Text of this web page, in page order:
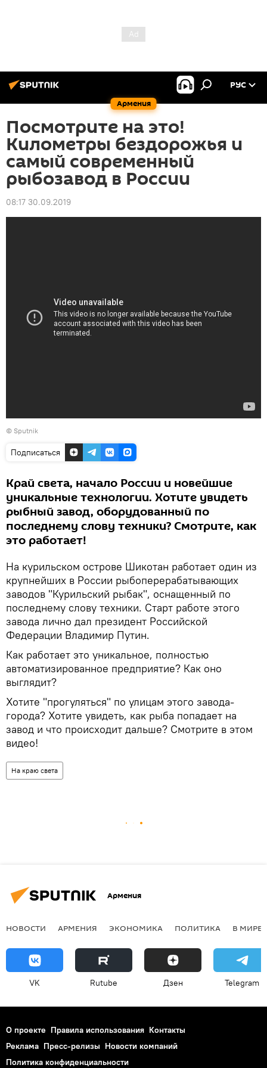
Армения
РУС
Посмотрите на это!
Километры бездорожья и
самый современный
рыбозавод в России
08:17 30.09.2019
© Sputnik
Подписаться
Край света, начало России и новейшие
уникальные технологии. Хотите увидеть
рыбный завод, оборудованный по
последнему слову техники? Смотрите, как
это работает!
На курильском острове Шикотан работает один из
крупнейших в России рыбоперерабатывающих
заводов "Курильский рыбак", оснащенный по
последнему слову техники. Старт работе этого
завода лично дал президент Российской
Федерации Владимир Путин.
Как работает это уникальное, полностью
автоматизированное предприятие? Как оно
выглядит?
Хотите "прогуляться" по улицам этого завода-
города? Хотите увидеть, как рыба попадает на
завод и что происходит дальше? Смотрите в этом
видео!
На краю света
Армения
НОВОСТИ АРМЕНИЯ ЭКОНОМИКА ПОЛИТИКА В МИРЕ
VK Rutube Дзен Telegram
О проекте Правила использования Контакты
Реклама Пресс-релизы Новости компаний
Политика конфиденциальности